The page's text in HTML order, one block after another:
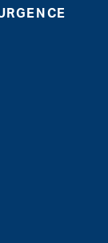
de l'obésité